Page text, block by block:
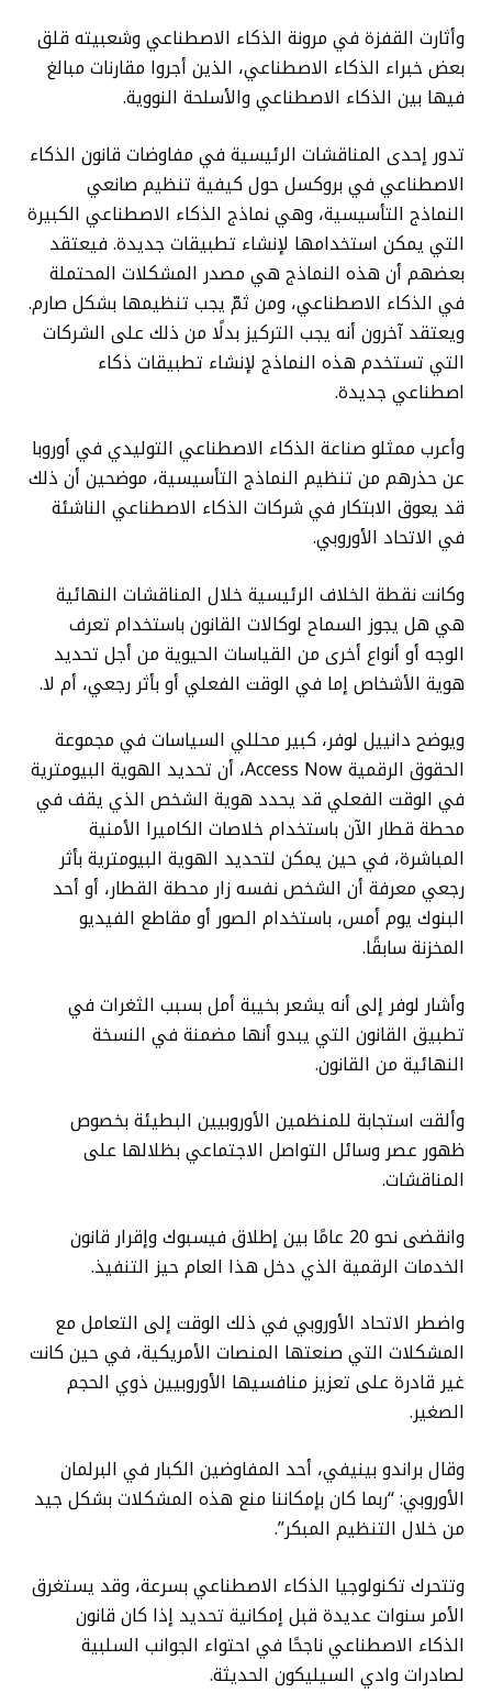
وأثارت القفزة في مرونة الذكاء الاصطناعي وشعبيته قلق
بعض خبراء الذكاء الاصطناعي، الذين أجروا مقارنات مبالغ
فيها بين الذكاء الاصطناعي والأسلحة النووية.
تدور إحدى المناقشات الرئيسية في مفاوضات قانون الذكاء
الاصطناعي في بروكسل حول كيفية تنظيم صانعي
النماذج التأسيسية، وهي نماذج الذكاء الاصطناعي الكبيرة
التي يمكن استخدامها لإنشاء تطبيقات جديدة. فيعتقد
بعضهم أن هذه النماذج هي مصدر المشكلات المحتملة
في الذكاء الاصطناعي، ومن ثمّ يجب تنظيمها بشكل صارم.
ويعتقد آخرون أنه يجب التركيز بدلًا من ذلك على الشركات
التي تستخدم هذه النماذج لإنشاء تطبيقات ذكاء
اصطناعي جديدة.
وأعرب ممثلو صناعة الذكاء الاصطناعي التوليدي في أوروبا
عن حذرهم من تنظيم النماذج التأسيسية، موضحين أن ذلك
قد يعوق الابتكار في شركات الذكاء الاصطناعي الناشئة
في الاتحاد الأوروبي.
وكانت نقطة الخلاف الرئيسية خلال المناقشات النهائية
هي هل يجوز السماح لوكالات القانون باستخدام تعرف
الوجه أو أنواع أخرى من القياسات الحيوية من أجل تحديد
هوية الأشخاص إما في الوقت الفعلي أو بأثر رجعي، أم لا.
ويوضح دانييل لوفر، كبير محللي السياسات في مجموعة
الحقوق الرقمية Access Now، أن تحديد الهوية البيومترية
في الوقت الفعلي قد يحدد هوية الشخص الذي يقف في
محطة قطار الآن باستخدام خلاصات الكاميرا الأمنية
المباشرة، في حين يمكن لتحديد الهوية البيومترية بأثر
رجعي معرفة أن الشخص نفسه زار محطة القطار، أو أحد
البنوك يوم أمس، باستخدام الصور أو مقاطع الفيديو
المخزنة سابقًا.
وأشار لوفر إلى أنه يشعر بخيبة أمل بسبب الثغرات في
تطبيق القانون التي يبدو أنها مضمنة في النسخة
النهائية من القانون.
وألقت استجابة للمنظمين الأوروبيين البطيئة بخصوص
ظهور عصر وسائل التواصل الاجتماعي بظلالها على
المناقشات.
وانقضى نحو 20 عامًا بين إطلاق فيسبوك وإقرار قانون
الخدمات الرقمية الذي دخل هذا العام حيز التنفيذ.
واضطر الاتحاد الأوروبي في ذلك الوقت إلى التعامل مع
المشكلات التي صنعتها المنصات الأمريكية، في حين كانت
غير قادرة على تعزيز منافسيها الأوروبيين ذوي الحجم
الصغير.
وقال براندو بينيفي، أحد المفاوضين الكبار في البرلمان
الأوروبي: “ربما كان بإمكاننا منع هذه المشكلات بشكل جيد
من خلال التنظيم المبكر”.
وتتحرك تكنولوجيا الذكاء الاصطناعي بسرعة، وقد يستغرق
الأمر سنوات عديدة قبل إمكانية تحديد إذا كان قانون
الذكاء الاصطناعي ناجحًا في احتواء الجوانب السلبية
لصادرات وادي السيليكون الحديثة.